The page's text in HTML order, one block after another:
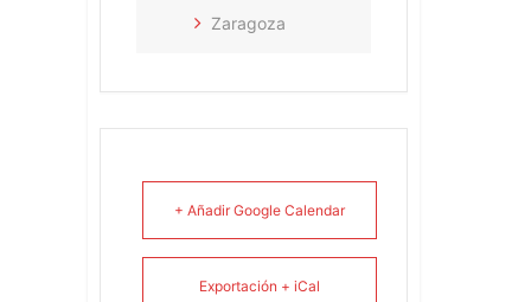
Zaragoza
+ Añadir Google Calendar
Exportación + iCal